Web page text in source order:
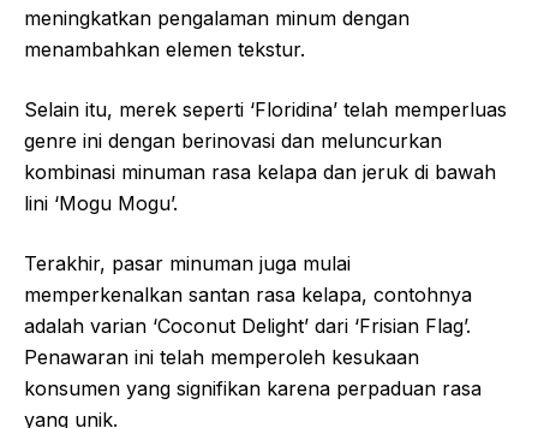
meningkatkan pengalaman minum dengan
menambahkan elemen tekstur.
Selain itu, merek seperti ‘Floridina’ telah memperluas
genre ini dengan berinovasi dan meluncurkan
kombinasi minuman rasa kelapa dan jeruk di bawah
lini ‘Mogu Mogu’.
Terakhir, pasar minuman juga mulai
memperkenalkan santan rasa kelapa, contohnya
adalah varian ‘Coconut Delight’ dari ‘Frisian Flag’.
Penawaran ini telah memperoleh kesukaan
konsumen yang signifikan karena perpaduan rasa
yang unik.